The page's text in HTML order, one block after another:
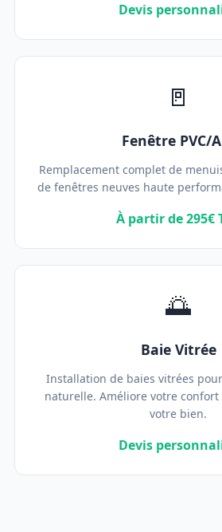
Devis
🚪
Fenêtre PVC/
Remplacement complet de
de fenêtres neuves haute
À partir de 295€
🌅
Baie Vitrée
Installation de baies vitrées
naturelle. Améliore votre
votre bien.
Devis